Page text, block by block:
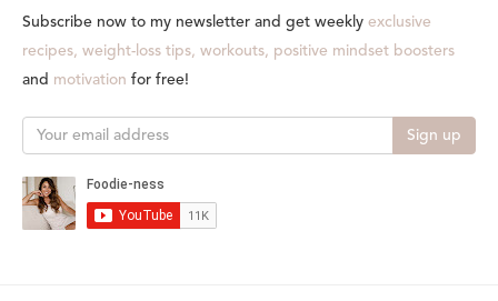
Subscribe now to my newsletter and get weekly exclusive
recipes, weight-loss tips, workouts, positive mindset boosters
and motivation for free!